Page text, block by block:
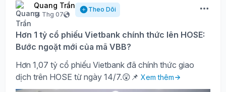
Quang Trần
14 Thg 07
Theo Dõi
Hơn 1 tỷ cổ phiếu Vietbank chính thức lên HOSE:
Bước ngoặt mới của mã VBB?
Hơn 1,07 tỷ cổ phiếu Vietbank đã chính thức giao
dịch trên HOSE từ ngày 14/7.😲📌 Xem thêm